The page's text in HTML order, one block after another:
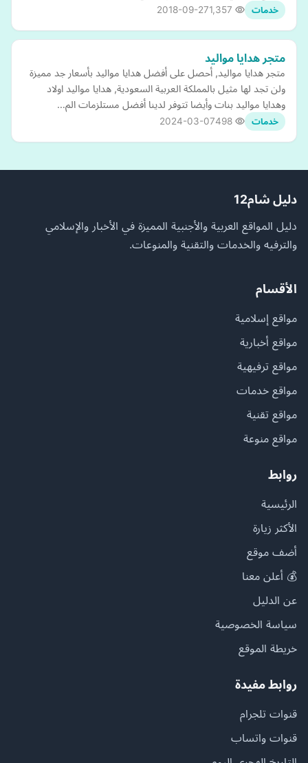
خدمات 2018-09-27
متجر هدايا مواليد
متجر هدايا مواليد, أحصل على أفضل هدايا مواليد بأسعار جد مميزة
ولن تجد لها مثيل بالمملكة العربية السعودية, هدايا مواليد اولاد
وهدايا مواليد بنات وأيضا تتوفر لدينا أفضل مستلزمات الم…
خدمات 2024-03-07
دليل شام12
دليل المواقع العربية والأجنبية المميزة في الأخبار والإسلامي
والترفيه والخدمات والتقنية والمنوعات.
الأقسام
مواقع إسلامية
مواقع أخبارية
مواقع ترفيهية
مواقع خدمات
مواقع تقنية
مواقع منوعة
روابط
الرئيسية
الأكثر زيارة
أضف موقع
💰 أعلن معنا
عن الدليل
سياسة الخصوصية
خريطة الموقع
روابط مفيدة
قنوات تلجرام
قنوات واتساب